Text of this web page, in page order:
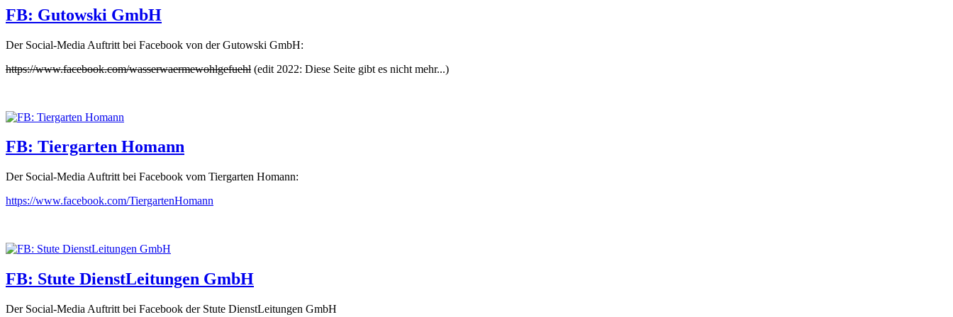
FB: Gutowski GmbH
Der Social-Media Auftritt bei Facebook von der Gutowski GmbH:
https://www.facebook.com/wasserwaermewohlgefuehl (edit 2022: Diese Seite gibt es nicht mehr...)
FB: Tiergarten Homann
Der Social-Media Auftritt bei Facebook vom Tiergarten Homann:
https://www.facebook.com/TiergartenHomann
FB: Stute DienstLeitungen GmbH
Der Social-Media Auftritt bei Facebook der Stute DienstLeitungen GmbH